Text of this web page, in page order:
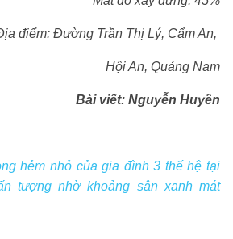
điểm: Đường Trần Thị Lý, Cẩm An,
Hội An, Quảng Nam
Bài viết: Nguyễn Huyền
hẻm nhỏ của gia đình 3 thế hệ tại
tượng nhờ khoảng sân xanh mát